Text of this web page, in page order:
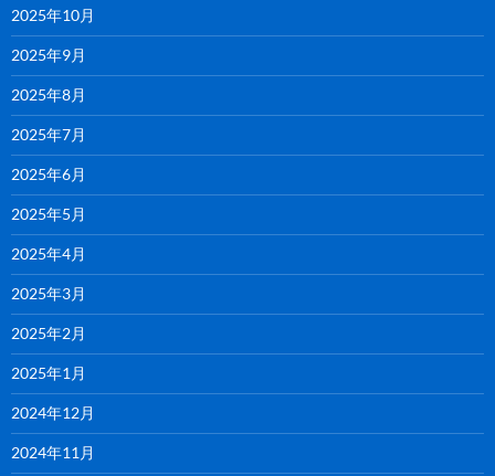
2025年10月
2025年9月
2025年8月
2025年7月
2025年6月
2025年5月
2025年4月
2025年3月
2025年2月
2025年1月
2024年12月
2024年11月